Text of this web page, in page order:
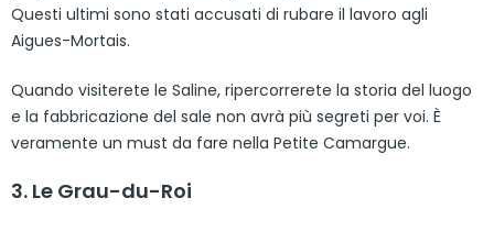
Questi ultimi sono stati accusati di rubare il lavoro agli
Aigues-Mortais.
Quando visiterete le Saline, ripercorrerete la storia del luogo
e la fabbricazione del sale non avrà più segreti per voi. È
veramente un must da fare nella Petite Camargue.
3. Le Grau-du-Roi